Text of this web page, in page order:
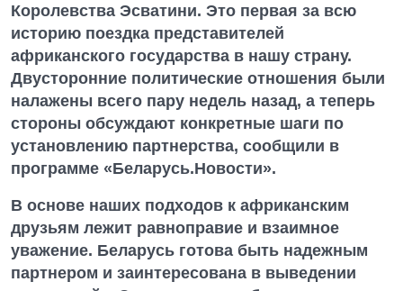
Королевства Эсватини. Это первая за всю
историю поездка представителей
африканского государства в нашу страну.
Двусторонние политические отношения были
налажены всего пару недель назад, а теперь
стороны обсуждают конкретные шаги по
установлению партнерства, сообщили в
программе «Беларусь.Новости».
В основе наших подходов к африканским
друзьям лежит равноправие и взаимное
уважение. Беларусь готова быть надежным
партнером и заинтересована в выведении